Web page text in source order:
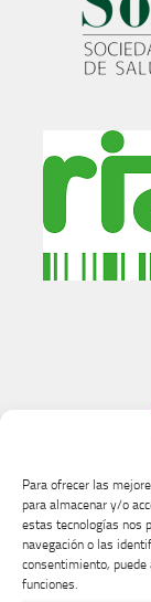
Para ofrecer las
para almacenar y/o
estas tecnologías nos
navegación o las
consentimiento,
funciones.